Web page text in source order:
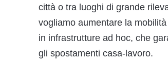
città o tra luoghi di grande
vogliamo aumentare la
in infrastrutture ad hoc, che
gli spostamenti casa-lavoro.